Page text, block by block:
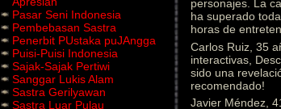
Pasar Seni Indonesia
Pembebasan Sastra
Penerbit PUstaka puJAngga
Puisi-Puisi Indonesia
Sajak-Sajak Pertiwi
Sanggar Lukis Alam
Sastra Gerilyawan
Sastra Luar Pulau
personajes. La
ha superado
horas de
Carlos Ruiz, 35
interactivas,
sido una
recomendado!
Javier Méndez,